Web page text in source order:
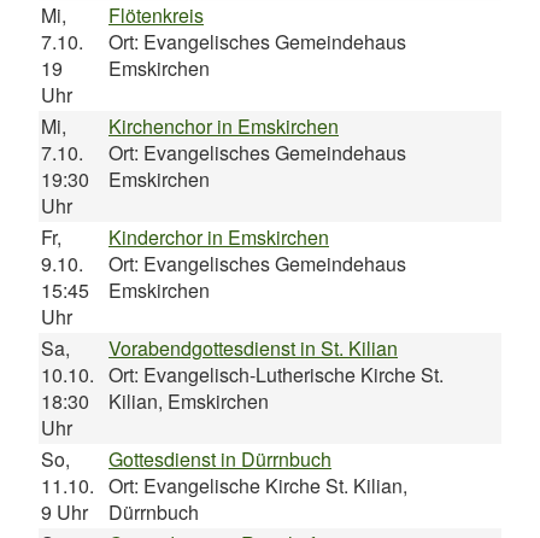
Mi,
7.10.
19
Uhr
Flötenkreis
Ort: Evangelisches Gemeindehaus
Emskirchen
Mi,
7.10.
19:30
Uhr
Kirchenchor in Emskirchen
Ort: Evangelisches Gemeindehaus
Emskirchen
Fr,
9.10.
15:45
Uhr
Kinderchor in Emskirchen
Ort: Evangelisches Gemeindehaus
Emskirchen
Sa,
10.10.
18:30
Uhr
Vorabendgottesdienst in St. Kilian
Ort: Evangelisch-Lutherische Kirche St.
Kilian, Emskirchen
So,
11.10.
9 Uhr
Gottesdienst in Dürrnbuch
Ort: Evangelische Kirche St. Kilian,
Dürrnbuch